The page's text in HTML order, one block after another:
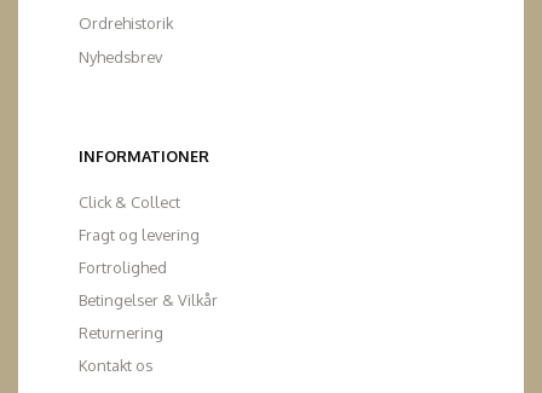
Ordrehistorik
Nyhedsbrev
INFORMATIONER
Click & Collect
Fragt og levering
Fortrolighed
Betingelser & Vilkår
Returnering
Kontakt os